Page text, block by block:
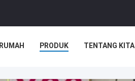
RUMAH PRODUK TENTANG KITA